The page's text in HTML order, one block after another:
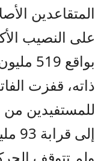
على النصيب
بواقع
ذاته، قفزت
إلى قرابة 93 مليون دينار.